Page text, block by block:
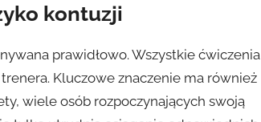
kontuzji
prawidłowo. Wszystkie ćwiczenia
Kluczowe znaczenie ma również
wiele osób rozpoczynających swoją